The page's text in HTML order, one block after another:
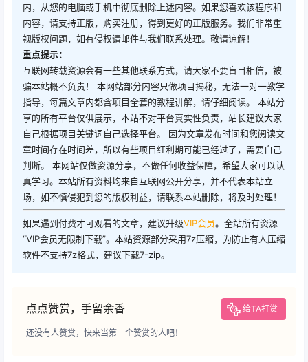
内，从您的电脑或手机中彻底删除上述内容。如果您喜欢该程序和
内容，请支持正版，购买注册，得到更好的正版服务。我们非常重
视版权问题，如有侵权请邮件与我们联系处理。敬请谅解！
重点提示：
互联网转载资源会有一些其他联系方式，请大家不要盲目相信，被
骗本站概不负责！ 本网站部分内容只做项目揭秘，无法一对一教学
指导，每篇文章内都含项目全套的教程讲解，请仔细阅读。 本站分
享的所有平台仅供展示，本站不对平台真实性负责，站长建议大家
自己根据项目关键词自己选择平台。 因为文章发布时间和您阅读文
章时间存在时间差，所以有些项目红利期可能已经过了，需要自己
判断。 本网站仅做资源分享，不做任何收益保障，希望大家可以认
真学习。本站所有资料均来自互联网公开分享，并不代表本站立
场，如不慎侵犯到您的版权利益，请联系本站删除，将及时处理！
如果遇到付费才可观看的文章，建议升级VIP会员。全站所有资源
“VIP会员无限制下载”。本站资源部分采用7z压缩，为防止有人压缩
软件不支持7z格式，建议下载7-zip。
点点赞赏，手留余香 给TA打赏
还没有人赞赏，快来当第一个赞赏的人吧！